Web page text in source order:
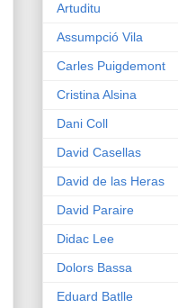
Artuditu
Assumpció Vila
Carles Puigdemont
Cristina Alsina
Dani Coll
David Casellas
David de las Heras
David Paraire
Didac Lee
Dolors Bassa
Eduard Batlle